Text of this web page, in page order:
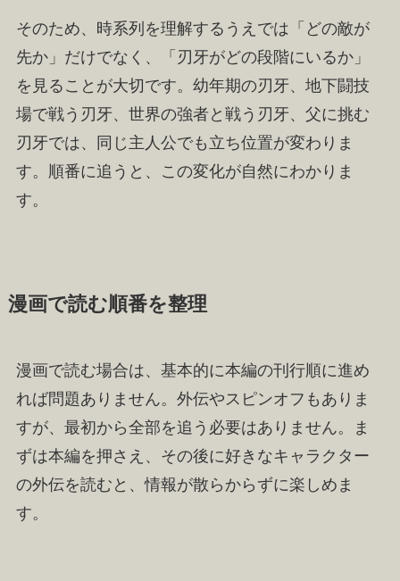
そのため、時系列を理解するうえでは「どの敵が
先か」だけでなく、「刃牙がどの段階にいるか」
を見ることが大切です。幼年期の刃牙、地下闘技
場で戦う刃牙、世界の強者と戦う刃牙、父に挑む
刃牙では、同じ主人公でも立ち位置が変わりま
す。順番に追うと、この変化が自然にわかりま
す。
漫画で読む順番を整理
漫画で読む場合は、基本的に本編の刊行順に進め
れば問題ありません。外伝やスピンオフもありま
すが、最初から全部を追う必要はありません。ま
ずは本編を押さえ、その後に好きなキャラクター
の外伝を読むと、情報が散らからずに楽しめま
す。